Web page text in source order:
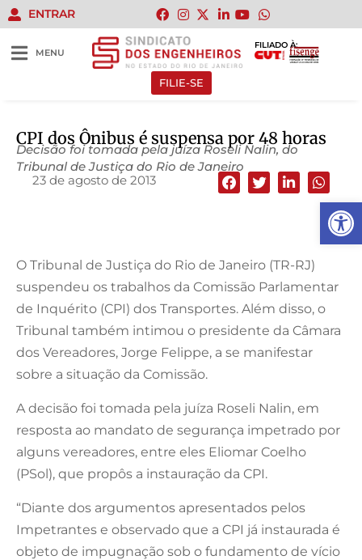
Abrir
ENTRAR
MENU
FILIADO À:
FILIE-SE
CPI dos Ônibus é suspensa por 48 horas
Decisão foi tomada pela juíza Roseli Nalin, do
Tribunal de Justiça do Rio de Janeiro
23 de agosto de 2013
O Tribunal de Justiça do Rio de Janeiro (TR-RJ)
suspendeu os trabalhos da Comissão Parlamentar
de Inquérito (CPI) dos Transportes. Além disso, o
Tribunal também intimou o presidente da Câmara
dos Vereadores, Jorge Felippe, a se manifestar
sobre a situação da Comissão.
A decisão foi tomada pela juíza Roseli Nalin, em
resposta ao mandato de segurança impetrado por
alguns vereadores, entre eles Eliomar Coelho
(PSol), que propôs a instauração da CPI.
“Diante dos argumentos apresentados pelos
Impetrantes e observado que a CPI já instaurada é
objeto de impugnação sob o fundamento de vício